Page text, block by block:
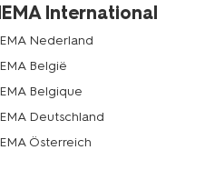
International
Nederland
België
Belgique
Deutschland
Österreich